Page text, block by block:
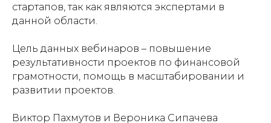
стартапов, так как являются экспертами в
данной области.
Цель данных вебинаров – повышение
результативности проектов по финансовой
грамотности, помощь в масштабировании и
развитии проектов.
Виктор Пахмутов и Вероника Сипачева